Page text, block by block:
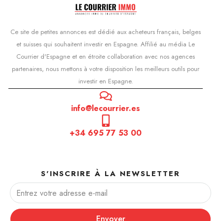
Ce site de petites annonces est dédié aux acheteurs français, belges
et suisses qui souhaitent investir en Espagne. Affilié au média Le
Courrier d'Espagne et en étroite collaboration avec nos agences
partenaires, nous mettons à votre disposition les meilleurs outils pour
investir en Espagne.
info@lecourrier.es
+34 695 77 53 00
S'INSCRIRE À LA NEWSLETTER